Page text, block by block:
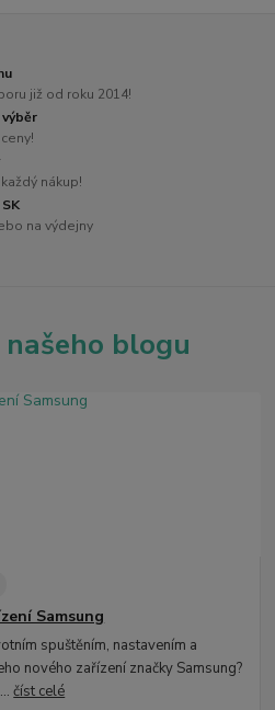
již od roku 2014!
nákup!
na výdejny
blogu
Samsung
spuštěním, nastavením a
nového zařízení značky Samsung?
číst celé